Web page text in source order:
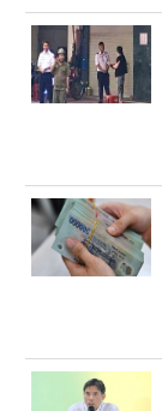
Công
cụ
Truyền
thông